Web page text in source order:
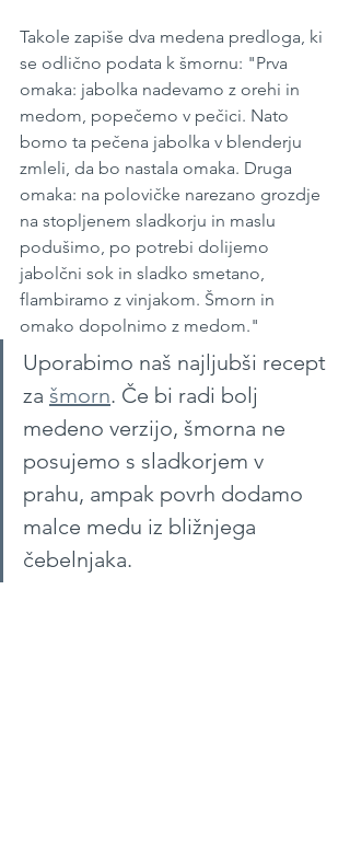
Takole zapiše dva medena predloga, ki
se odlično podata k šmornu: "Prva
omaka: jabolka nadevamo z orehi in
medom, popečemo v pečici. Nato
bomo ta pečena jabolka v blenderju
zmleli, da bo nastala omaka. Druga
omaka: na polovičke narezano grozdje
na stopljenem sladkorju in maslu
podušimo, po potrebi dolijemo
jabolčni sok in sladko smetano,
flambiramo z vinjakom. Šmorn in
omako dopolnimo z medom."
Uporabimo naš najljubši recept
za šmorn. Če bi radi bolj
medeno verzijo, šmorna ne
posujemo s sladkorjem v
prahu, ampak povrh dodamo
malce medu iz bližnjega
čebelnjaka.